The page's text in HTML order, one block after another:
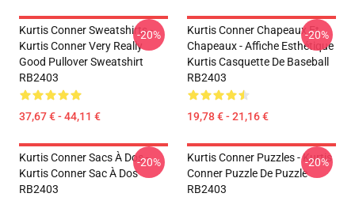
Kurtis Conner Sweatshirts -
Kurtis Conner Very Really
Good Pullover Sweatshirt
RB2403
37,67 € - 44,11 €
-20%
Kurtis Conner Chapeaux Et
Chapeaux - Affiche Esthétique
Kurtis Casquette De Baseball
RB2403
19,78 € - 21,16 €
-20%
Kurtis Conner Sacs À Dos -
Kurtis Conner Sac À Dos
RB2403
-20%
Kurtis Conner Puzzles - Kurtis
Conner Puzzle De Puzzle
RB2403
-20%